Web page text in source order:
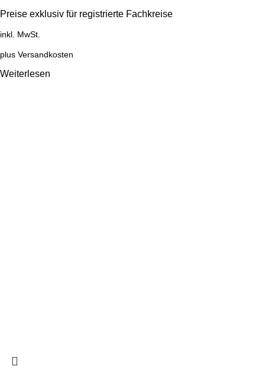
Preise exklusiv für registrierte Fachkreise
inkl. MwSt.
plus Versandkosten
Weiterlesen